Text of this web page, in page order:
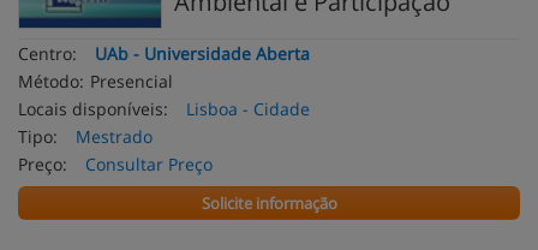
Centro:
UAb - Universidade Aberta
Método: Presencial
Locais disponíveis:
Lisboa - Cidade
Tipo:
Mestrado
Preço:
Consultar Preço
Solicite informação